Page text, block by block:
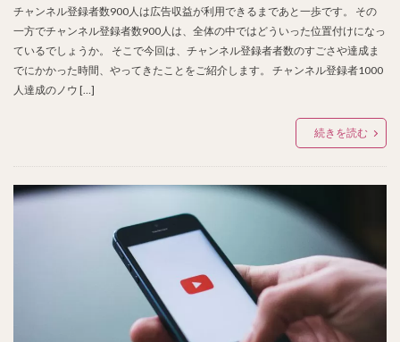
チャンネル登録者数900人は広告収益が利用できるまであと一歩です。 その
一方でチャンネル登録者数900人は、全体の中ではどういった位置付けになっ
ているでしょうか。 そこで今回は、チャンネル登録者者数のすごさや達成ま
でにかかった時間、やってきたことをご紹介します。 チャンネル登録者1000
人達成のノウ […]
続きを読む